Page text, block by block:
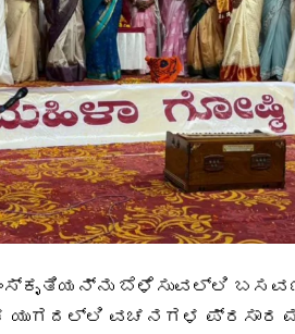
ಬೆಳೆಸುವಲ್ಲಿ
ವಚನಗಳ ಪ್ರಸಾರ